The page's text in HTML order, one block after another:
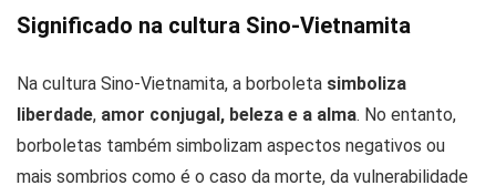
Significado na cultura Sino-Vietnamita
Na cultura Sino-Vietnamita, a borboleta simboliza
liberdade, amor conjugal, beleza e a alma. No entanto,
borboletas também simbolizam aspectos negativos ou
mais sombrios como é o caso da morte, da vulnerabilidade